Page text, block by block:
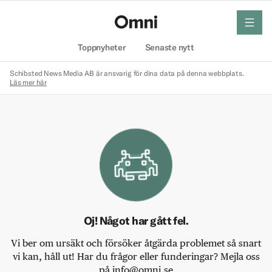
Toppnyheter Senaste nytt
meny
Schibsted News Media AB är ansvarig för dina data på denna webbplats.
Läs mer här
Oj! Något har gått fel.
Vi ber om ursäkt och försöker åtgärda problemet så snart
vi kan, håll ut! Har du frågor eller funderingar? Mejla oss